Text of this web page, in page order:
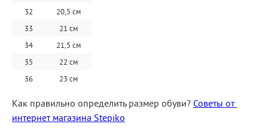
32
20,5 см
33
21 см
34
21,5 см
35
22 см
36
23 см
Как правильно определить размер обуви? Советы от
интернет магазина Stepiko